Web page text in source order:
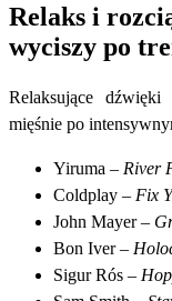
Relaks i
wyciszy po
Relaksujące
mięśnie po
Yiruma – River
Coldplay – Fix
John Mayer –
Bon Iver –
Sigur Rós –